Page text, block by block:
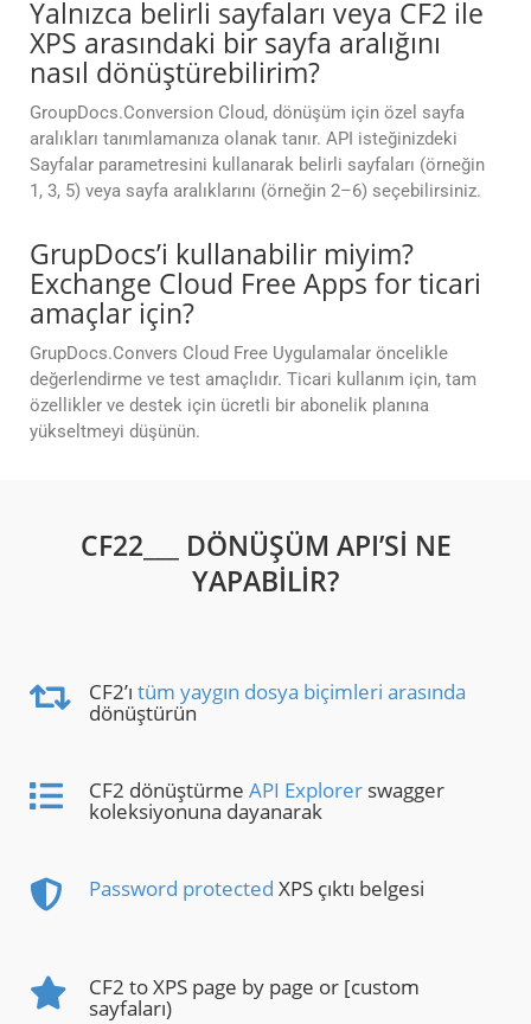
Yalnızca belirli sayfaları veya CF2 ile
XPS arasındaki bir sayfa aralığını
nasıl dönüştürebilirim?
GroupDocs.Conversion Cloud, dönüşüm için özel sayfa
aralıkları tanımlamanıza olanak tanır. API isteğinizdeki
Sayfalar parametresini kullanarak belirli sayfaları (örneğin
1, 3, 5) veya sayfa aralıklarını (örneğin 2–6) seçebilirsiniz.
GrupDocs’i kullanabilir miyim?
Exchange Cloud Free Apps for ticari
amaçlar için?
GrupDocs.Convers Cloud Free Uygulamalar öncelikle
değerlendirme ve test amaçlıdır. Ticari kullanım için, tam
özellikler ve destek için ücretli bir abonelik planına
yükseltmeyi düşünün.
CF22___ DÖNÜŞÜM API’SI NE
YAPABILIR?
CF2’ı tüm yaygın dosya biçimleri arasında
dönüştürün
CF2 dönüştürme API Explorer swagger
koleksiyonuna dayanarak
Password protected XPS çıktı belgesi
CF2 to XPS page by page or [custom
sayfaları)